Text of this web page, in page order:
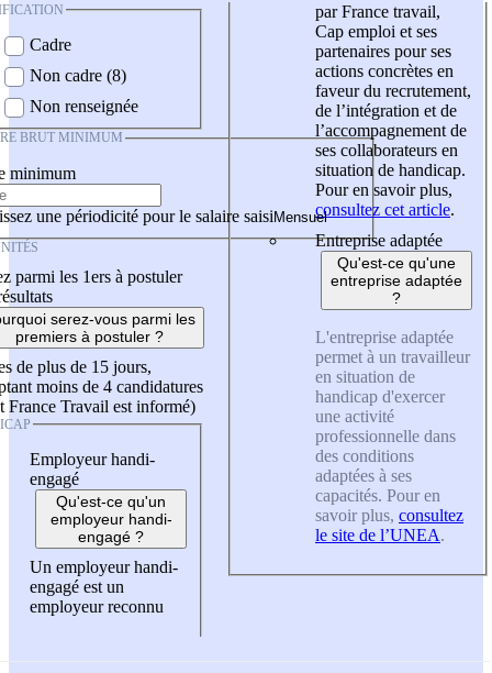
Cadre
Non cadre (8)
Non renseignée
BRUT MINIMUM
minimum
une périodicité pour le salaire saisi
parmi les 1ers à postuler
serez-vous parmi les
premiers à postuler ?
de plus de 15 jours,
moins de 4 candidatures
France Travail est informé)
Employeur handi-
engagé
Qu'est-ce qu'un
employeur handi-
engagé ?
Un employeur handi-
engagé est un
employeur reconnu
par France travail,
Cap emploi et ses
partenaires pour ses
actions concrètes en
faveur du recrutement,
de l’intégration et de
l’accompagnement de
ses collaborateurs en
situation de handicap.
Pour en savoir plus,
consultez cet article.
Entreprise adaptée
Qu'est-ce qu'une
entreprise adaptée
?
L'entreprise adaptée
permet à un travailleur
en situation de
handicap d'exercer
une activité
professionnelle dans
des conditions
adaptées à ses
capacités. Pour en
savoir plus, consultez
le site de l’UNEA.